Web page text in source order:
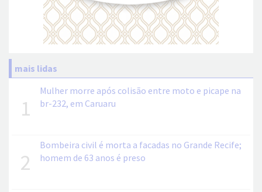
mais lidas
1
Mulher morre após colisão entre moto e picape na
br-232, em Caruaru
2
Bombeira civil é morta a facadas no Grande Recife;
homem de 63 anos é preso